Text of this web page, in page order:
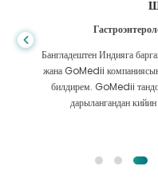
Бангладештен Индияга
жана GoMedii
билдирем. GoMedii
дарылангандан